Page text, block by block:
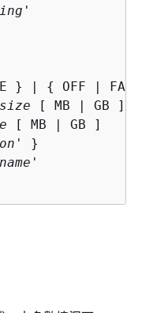
'
} | {
OFF |
[ MB | GB ]
[ MB | GB ]
' }
'